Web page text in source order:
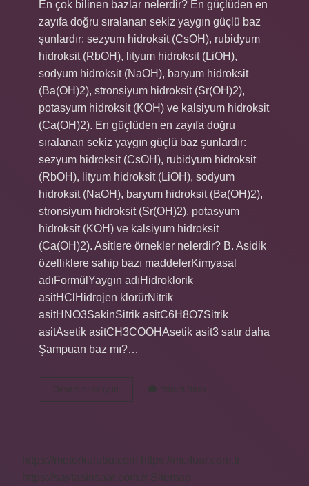
En çok bilinen bazlar nelerdir? En güçlüden en
zayıfa doğru sıralanan sekiz yaygın güçlü baz
şunlardır: sezyum hidroksit (CsOH), rubidyum
hidroksit (RbOH), lityum hidroksit (LiOH),
sodyum hidroksit (NaOH), baryum hidroksit
(Ba(OH)2), stronsiyum hidroksit (Sr(OH)2),
potasyum hidroksit (KOH) ve kalsiyum hidroksit
(Ca(OH)2). En güçlüden en zayıfa doğru
sıralanan sekiz yaygın güçlü baz şunlardır:
sezyum hidroksit (CsOH), rubidyum hidroksit
(RbOH), lityum hidroksit (LiOH), sodyum
hidroksit (NaOH), baryum hidroksit (Ba(OH)2),
stronsiyum hidroksit (Sr(OH)2), potasyum
hidroksit (KOH) ve kalsiyum hidroksit
(Ca(OH)2). Asitlere örnekler nelerdir? B. Asidik
özelliklere sahip bazı maddelerKimyasal
adıFormülYaygın adıHidroklorik
asitHClHidrojen klorürNitrik
asitHNO3SakinSitrik asitC6H8O7Sitrik
asitAsetik asitCH3COOHAsetik asit3 satır daha
Şampuan baz mı?…
Devamını okuyun
Örnekleri
Yorum Bırak
https://motorkulubu.com
https://mcifuar.com.tr
https://saytasinsaat.com.tr
Sitemap